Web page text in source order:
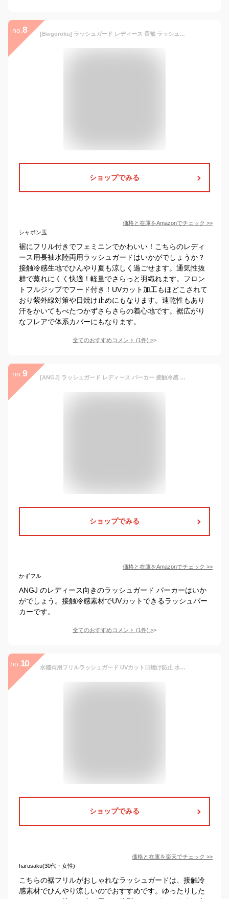
no. 8 [Bwgoroku] ラッシュガード レディース 長袖 ラッシュパーカー ゆったり 接触冷感 フリルラッシュガード 体型カバー UVカット アイスシルク 軽量 速乾 通気性 日焼け防止 シンプル 大きいサイズ 紫外線対策 (L, ピンク)
ショップでみる
価格と在庫をAmazonでチェック >>
シャボン玉
裾にフリル付きでフェミニンでかわいい！こちらのレディ
ース用長袖水陸両用ラッシュガードはいかがでしょうか？
接触冷感生地でひんやり夏も涼しく過ごせます。通気性抜
群で蒸れにくく快適！軽量でさらっと羽織れます。フロン
トフルジップでフード付き！UVカット加工もほどこされて
おり紫外線対策や日焼け止めにもなります。速乾性もあり
汗をかいてもべたつかずさらさらの着心地です。裾広がり
なフレアで体系カバーにもなります。
全てのおすすめコメント (1件) >
no. 9 [ANGJ] ラッシュガード レディース パーカー 接触冷感 UVカット 水着 体型カバー ラッシュパーカー 長袖 涼しい UPF50+360度紫外線対策 大きいサイズ 通気性 吸汗速乾 フード付き 夏 薄手 可愛い おしゃれ
ショップでみる
価格と在庫をAmazonでチェック >>
かずフル
ANGJ のレディース向きのラッシュガード パーカーはいか
がでしょう。接触冷感素材でUVカットできるラッシュパー
カーです。
全てのおすすめコメント (1件) >
no. 10 水陸両用フリルラッシュガード UVカット日焼け防止 水着 ラッシュガード レディース フード付き 長袖 トップス 速乾 ママ 水着 体型カバー フリル フレア 体型カバー UVパーカー 接触冷感
ショップでみる
価格と在庫を楽天でチェック >>
harusaku(30代・女性)
こちらの裾フリルがおしゃれなラッシュガードは、接触冷
感素材でひんやり涼しいのでおすすめです。ゆったりした